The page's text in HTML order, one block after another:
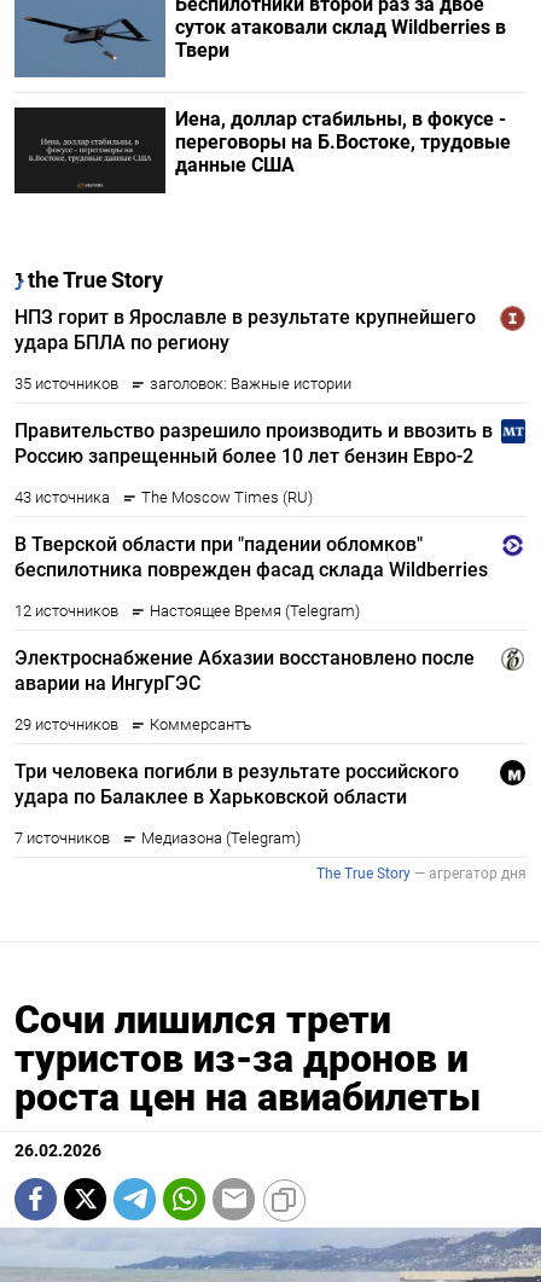
суток атаковали склад Wildberries в
Твери
Иена, доллар стабильны, в фокусе -
переговоры на Б.Востоке, трудовые
данные США
Сочи лишился трети
туристов из-за дронов и
роста цен на авиабилеты
26.02.2026